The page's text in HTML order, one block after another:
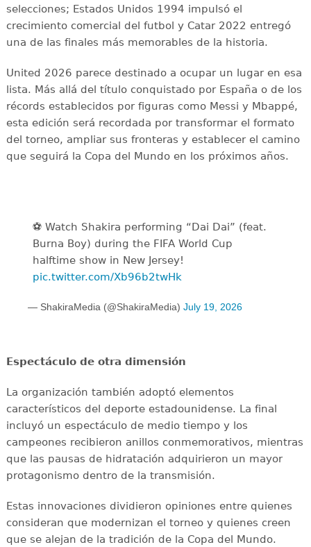
selecciones; Estados Unidos 1994 impulsó el
crecimiento comercial del futbol y Catar 2022 entregó
una de las finales más memorables de la historia.
United 2026 parece destinado a ocupar un lugar en esa
lista. Más allá del título conquistado por España o de los
récords establecidos por figuras como Messi y Mbappé,
esta edición será recordada por transformar el formato
del torneo, ampliar sus fronteras y establecer el camino
que seguirá la Copa del Mundo en los próximos años.
⚽️️ Watch Shakira performing “Dai Dai” (feat.
Burna Boy) during the FIFA World Cup
halftime show in New Jersey!
pic.twitter.com/Xb96b2twHk
— ShakiraMedia (@ShakiraMedia) July 19, 2026
Espectáculo de otra dimensión
La organización también adoptó elementos
característicos del deporte estadounidense. La final
incluyó un espectáculo de medio tiempo y los
campeones recibieron anillos conmemorativos, mientras
que las pausas de hidratación adquirieron un mayor
protagonismo dentro de la transmisión.
Estas innovaciones dividieron opiniones entre quienes
consideran que modernizan el torneo y quienes creen
que se alejan de la tradición de la Copa del Mundo.